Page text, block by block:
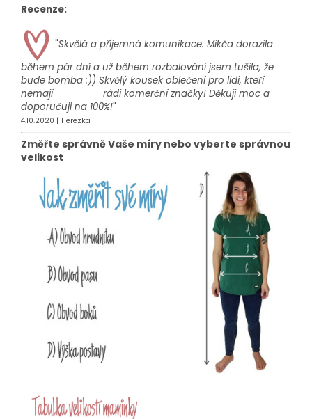
Recenze:
"Skvělá a příjemná komunikace. Mikča dorazila
během pár dní a už během rozbalování jsem tušila, že
bude bomba :)) Skvělý kousek oblečení pro lidi, kteří
nemají rádi komerční značky! Děkuji moc a
doporučuji na 100%!"
4.10.2020 | Tjerezka
Změřte správně Vaše míry nebo vyberte správnou
velikost